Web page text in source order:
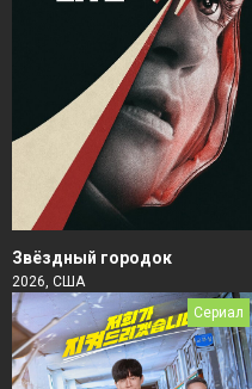
Звёздный городок
2026, США
Сериал